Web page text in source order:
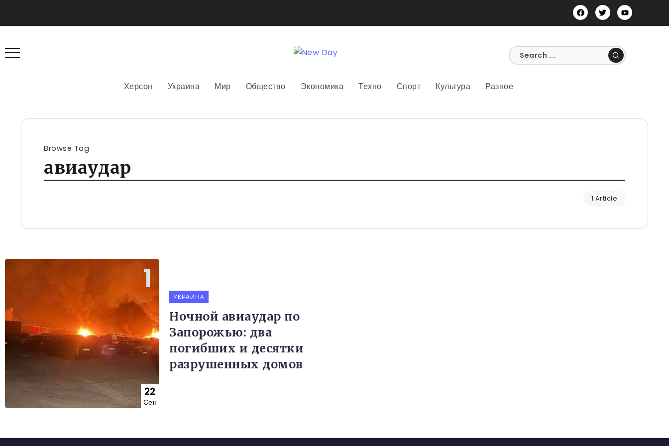
Херсон Украина Мир Общество Экономика Техно Спорт Культура Разное
Browse Tag
авиаудар
1 Article
22
Сен
УКРАИНА
Ночной авиаудар по
Запорожью: два
погибших и десятки
разрушенных домов